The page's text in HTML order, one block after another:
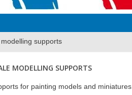
supports
MODELLING SUPPORTS
for painting models and miniatures.